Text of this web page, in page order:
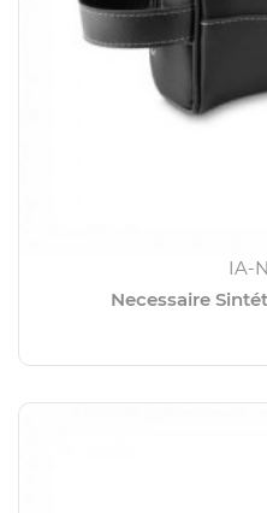
IA-
Necessaire